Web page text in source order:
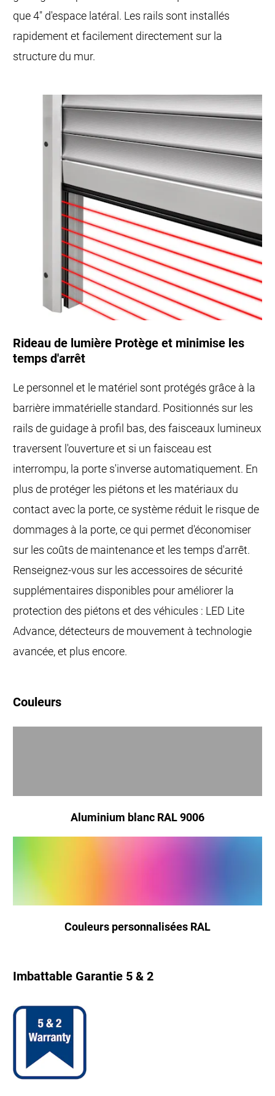
que 4" d'espace latéral. Les rails sont installés
rapidement et facilement directement sur la
structure du mur.
Rideau de lumière Protège et minimise les
temps d'arrêt
Le personnel et le matériel sont protégés grâce à la
barrière immatérielle standard. Positionnés sur les
rails de guidage à profil bas, des faisceaux lumineux
traversent l'ouverture et si un faisceau est
interrompu, la porte s'inverse automatiquement. En
plus de protéger les piétons et les matériaux du
contact avec la porte, ce système réduit le risque de
dommages à la porte, ce qui permet d'économiser
sur les coûts de maintenance et les temps d'arrêt.
Renseignez-vous sur les accessoires de sécurité
supplémentaires disponibles pour améliorer la
protection des piétons et des véhicules : LED Lite
Advance, détecteurs de mouvement à technologie
avancée, et plus encore.
Couleurs
Aluminium blanc RAL 9006
Couleurs personnalisées RAL
Imbattable Garantie 5 & 2